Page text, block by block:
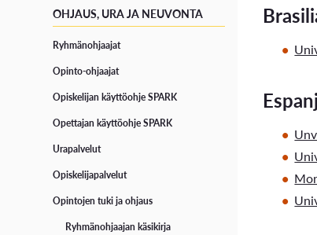
Esteetön opiskelu ja LUKI-kortti
Korkeakoulukuraattori
Opiskelijaurheilijana VAMKissa
OHJAUS, URA JA NEUVONTA
Ryhmänohjaajat
Opinto-ohjaajat
Opiskelijan käyttöohje SPARK
Opettajan käyttöohje SPARK
Urapalvelut
Opiskelijapalvelut
Opintojen tuki ja ohjaus
Ryhmänohjaajan käsikirja